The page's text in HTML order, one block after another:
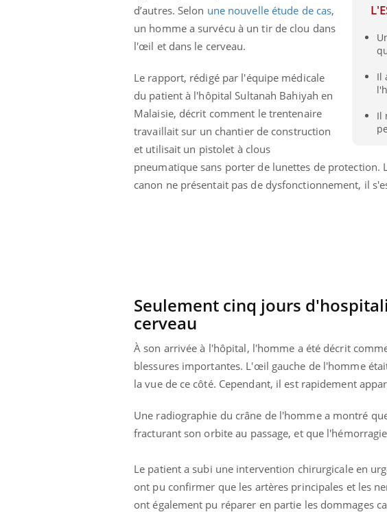
Il
Il
d’autres. Selon une nouvelle étude de cas,
un homme a survécu à un tir de clou dans
l'œil et dans le cerveau.
Le rapport, rédigé par l'équipe médicale
du patient à l'hôpital Sultanah Bahiyah en
Malaisie, décrit comment le trentenaire
travaillait sur un chantier de construction
et utilisait un pistolet à clous
pneumatique sans porter de lunettes de
canon ne présentait pas de dysfonctionnement, il
Seulement cinq jours
cerveau
À son arrivée à l'hôpital, l'homme a été décrit
blessures importantes. L'œil gauche de l'homme
la vue de ce côté. Cependant, il est rapidement
Une radiographie du crâne de l'homme a montré
fracturant son orbite au passage, et que
Le patient a subi une intervention chirurgicale en
ont pu confirmer que les artères principales et les
ont également pu réparer en partie les dommages
COUP DE FOOD sur le diabèteYoutube
Coup de food sur le diabète, c'est votre
bouscule les idées reçues ! Dans cet
Youtube
Quand
être global
qualité de vie au
Docteur reçoivent
directeur ...